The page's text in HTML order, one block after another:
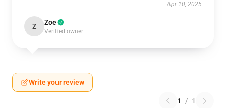
Apr 10, 2025
Z Zoe
Verified owner
Write your review
1 / 1